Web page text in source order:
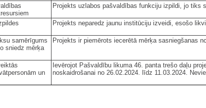
Projekts uzlabos pašvaldības funkciju izpildi, jo tiks
Projekts neparedz jaunu institūciju izveidi, esošo
samērīgums
sniedz mērķa
Projekts ir piemērots iecerētā mērķa sasniegšanas
un
Ievērojot Pašvaldību likuma 46. panta trešo daļu
noskaidrošanai no 26.02.2024. līdz 11.03.2024.